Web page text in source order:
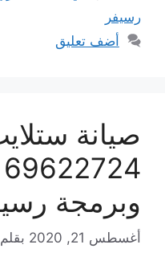
رسيفر
أضف تعليق
صيانة
وبرمجة
أغسطس 21, 2020 بقلم